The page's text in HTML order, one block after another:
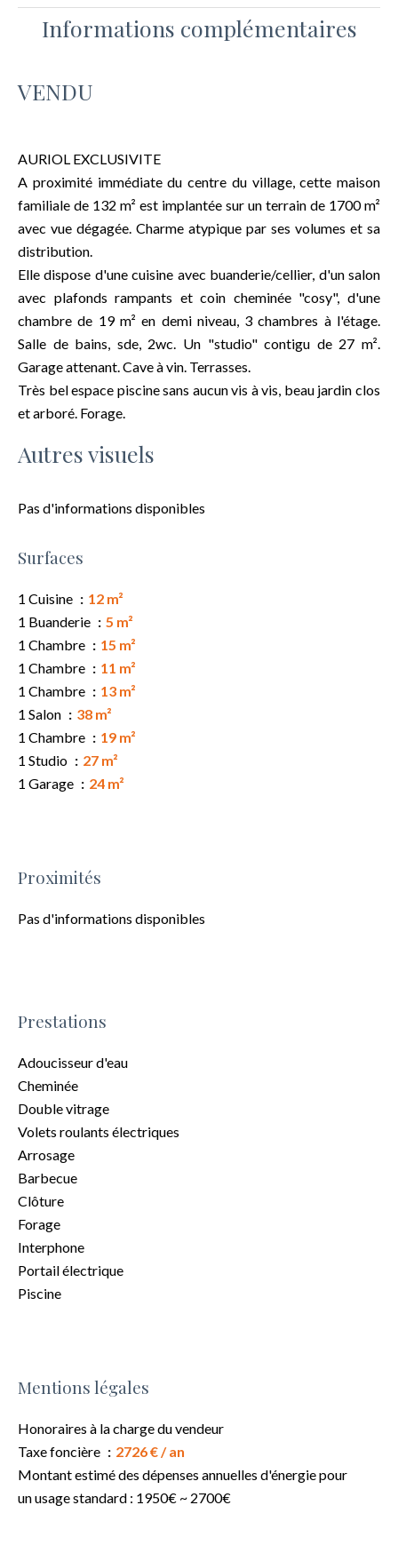
Informations complémentaires
VENDU
AURIOL EXCLUSIVITE
A proximité immédiate du centre du village, cette maison
familiale de 132 m² est implantée sur un terrain de 1700 m²
avec vue dégagée. Charme atypique par ses volumes et sa
distribution.
Elle dispose d'une cuisine avec buanderie/cellier, d'un salon
avec plafonds rampants et coin cheminée "cosy", d'une
chambre de 19 m² en demi niveau, 3 chambres à l'étage.
Salle de bains, sde, 2wc. Un "studio" contigu de 27 m².
Garage attenant. Cave à vin. Terrasses.
Très bel espace piscine sans aucun vis à vis, beau jardin clos
et arboré. Forage.
Autres visuels
Pas d'informations disponibles
Surfaces
1 Cuisine
12 m²
1 Buanderie
5 m²
1 Chambre
15 m²
1 Chambre
11 m²
1 Chambre
13 m²
1 Salon
38 m²
1 Chambre
19 m²
1 Studio
27 m²
1 Garage
24 m²
Proximités
Pas d'informations disponibles
Prestations
Adoucisseur d'eau
Cheminée
Double vitrage
Volets roulants électriques
Arrosage
Barbecue
Clôture
Forage
Interphone
Portail électrique
Piscine
Mentions légales
Honoraires à la charge du vendeur
Taxe foncière
2726 € / an
Montant estimé des dépenses annuelles d'énergie pour
un usage standard : 1950€ ~ 2700€